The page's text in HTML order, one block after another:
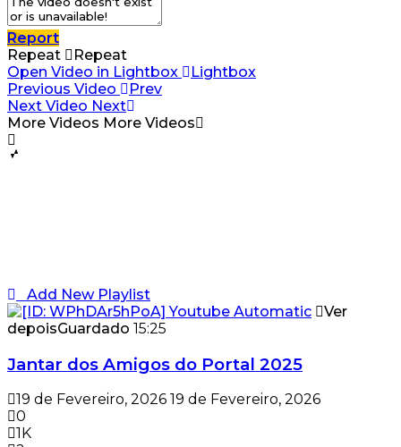
Report
Repeat
Repeat
Open Video in Lightbox
Lightbox
Previous Video
Prev
Next Video Next
More Videos More Videos
Add New Playlist
Ver
depoisGuardado 15:25
Jantar dos Amigos do Portal 2025
19 de Fevereiro, 2026 19 de Fevereiro, 2026
0
1K